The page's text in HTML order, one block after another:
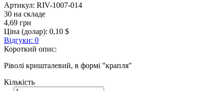
Артикул: RIV-1007-014
30 на складе
4,69 грн
Ціна (долар): 0,10 $
Відгуки: 0
Короткий опис:
Ріволі кришталевий, в формі "крапля"
Кількість